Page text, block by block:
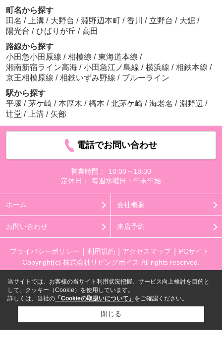
町名から探す
田名 / 上溝 / 大野台 / 淵野辺本町 / 香川 / 立野台 / 大鋸 /
陽光台 / ひばりが丘 / 高田
路線から探す
小田急小田原線 / 相模線 / 東海道本線 /
湘南新宿ライン高海 / 小田急江ノ島線 / 横浜線 / 相鉄本線 /
京王相模原線 / 相鉄いずみ野線 / ブルーライン
駅から探す
平塚 / 茅ケ崎 / 本厚木 / 橋本 / 北茅ケ崎 / 海老名 / 淵野辺 /
辻堂 / 上溝 / 矢部
電話でお問い合わせ
営業時間：
10:00～18:30
定休日：
毎週水曜日・年末年始
ホーム 会社概要
お問い合わせ 来店予約
プライバシーポリシー 利用規約 アクセスマップ
PCサイト
Copyright(c) 株式会社リビングボイス All rights reserved.
当サイトでは、お客様の当サイト利用状況把握、サービス向上検討を目的と
して、クッキー（Cookie）を使用しています。
詳しくは、当社の 「Cookieの取扱いについて」 をご確認ください。
閉じる